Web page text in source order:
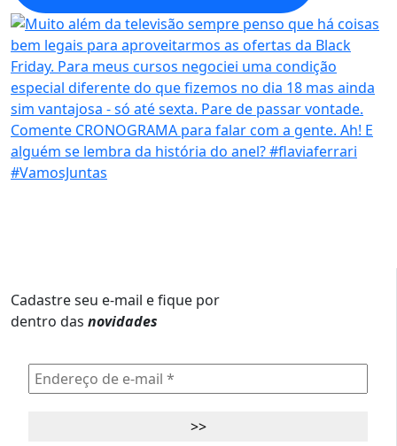
Cadastre seu e-mail e fique por
dentro das novidades